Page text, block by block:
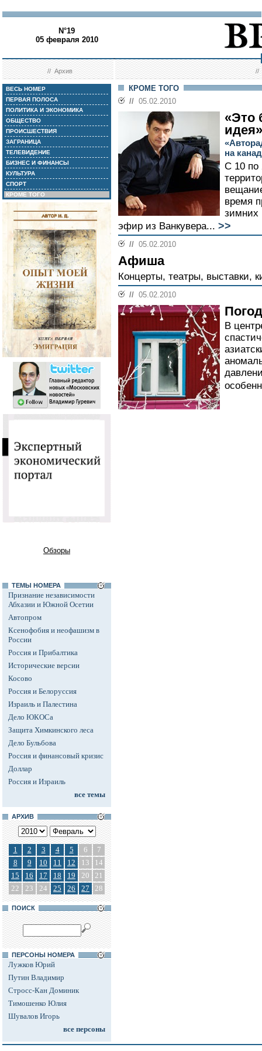
N°19
05 февраля 2010
//Архив //
ВЕСЬ НОМЕР
ПЕРВАЯ ПОЛОСА
ПОЛИТИКА И ЭКОНОМИКА
ОБЩЕСТВО
ПРОИСШЕСТВИЯ
ЗАГРАНИЦА
ТЕЛЕВИДЕНИЕ
БИЗНЕС И ФИНАНСЫ
КУЛЬТУРА
СПОРТ
КРОМЕ ТОГО
Обзоры
ТЕМЫ НОМЕРА
Признание независимости
Абхазии и Южной Осетии
Автопром
Ксенофобия и неофашизм в
России
Россия и Прибалтика
Исторические версии
Косово
Россия и Белоруссия
Израиль и Палестина
Дело ЮКОСа
Защита Химкинского леса
Дело Бульбова
Россия и финансовый кризис
Доллар
Россия и Израиль
все темы
АРХИВ
1 2 3 4 5 6
7
8
9 10 11 12 13
14
15
16 17 18 19 20
21
22
23 24 25 26 27 28
ПОИСК
ПЕРСОНЫ НОМЕРА
Лужков Юрий
Путин Владимир
Стросс-Кан Доминик
Тимошенко Юлия
Шувалов Игорь
все персоны
КРОМЕ ТОГО
// 05.02.2010
«Это
идея»
на
С 10 по
время
зимних
эфир из Ванкувера... >>
// 05.02.2010
Афиша
Концерты, театры, выставки,
// 05.02.2010
В